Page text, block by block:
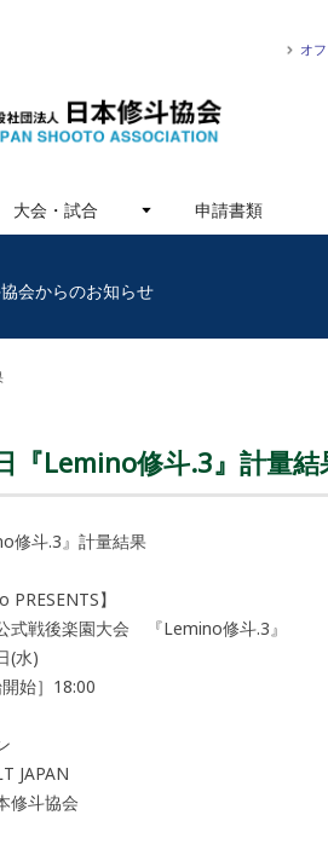
オ
大会・試合 申請書類
会からのお知らせ
『Lemino修斗.3』計量結
修斗.3』計量結果
PRESENTS】
公式戦後楽園大会 『Lemino修斗.3』
(水)
始］18:00
JAPAN
修斗協会